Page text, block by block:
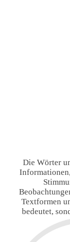
Die Wörter
Textformen
bedeutet,